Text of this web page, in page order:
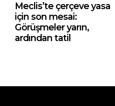
Meclis’te çerçeve yasa
için son mesai:
Görüşmeler yarın,
ardından tatil